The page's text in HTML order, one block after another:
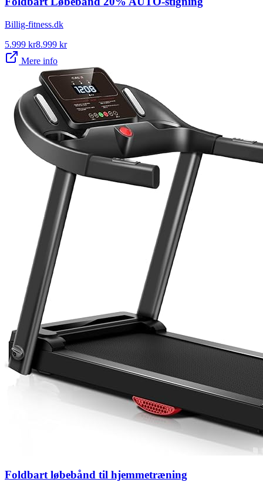
Billig-fitness.dk
5.999 kr8.999 kr
Mere info
Foldbart løbebånd til hjemmetræning